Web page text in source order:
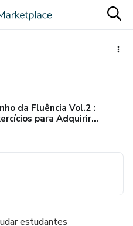
da Fluência Vol.2 :
para Adquirir
estudantes